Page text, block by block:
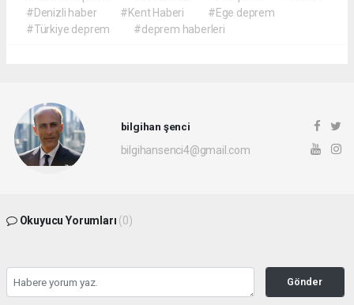
#Denizli haber
#Kent Haberi
#Ege deprem
#Türkiye deprem
#deprem haberleri
bilgihan şenci
bilgihansenci4@gmail.com
Okuyucu Yorumları (0)
Gönder